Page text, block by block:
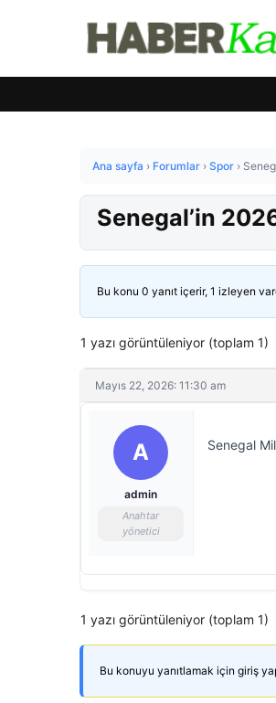
Ana sayfa › Forumlar › Spor ›
Senegal’in
Bu konu 0 yanıt içerir, 1 izleyen
1 yazı görüntüleniyor (toplam 1)
Mayıs 22, 2026: 11:30 am
A
admin
Anahtar
yönetici
Senegal
1 yazı görüntüleniyor (toplam 1)
Bu konuyu yanıtlamak için giriş